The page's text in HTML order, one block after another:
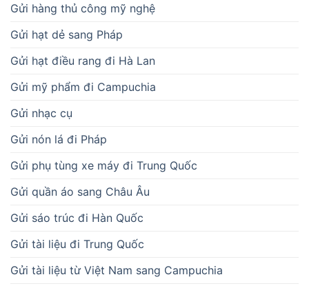
Gửi hàng thủ công mỹ nghệ
Gửi hạt dẻ sang Pháp
Gửi hạt điều rang đi Hà Lan
Gửi mỹ phẩm đi Campuchia
Gửi nhạc cụ
Gửi nón lá đi Pháp
Gửi phụ tùng xe máy đi Trung Quốc
Gửi quần áo sang Châu Âu
Gửi sáo trúc đi Hàn Quốc
Gửi tài liệu đi Trung Quốc
Gửi tài liệu từ Việt Nam sang Campuchia